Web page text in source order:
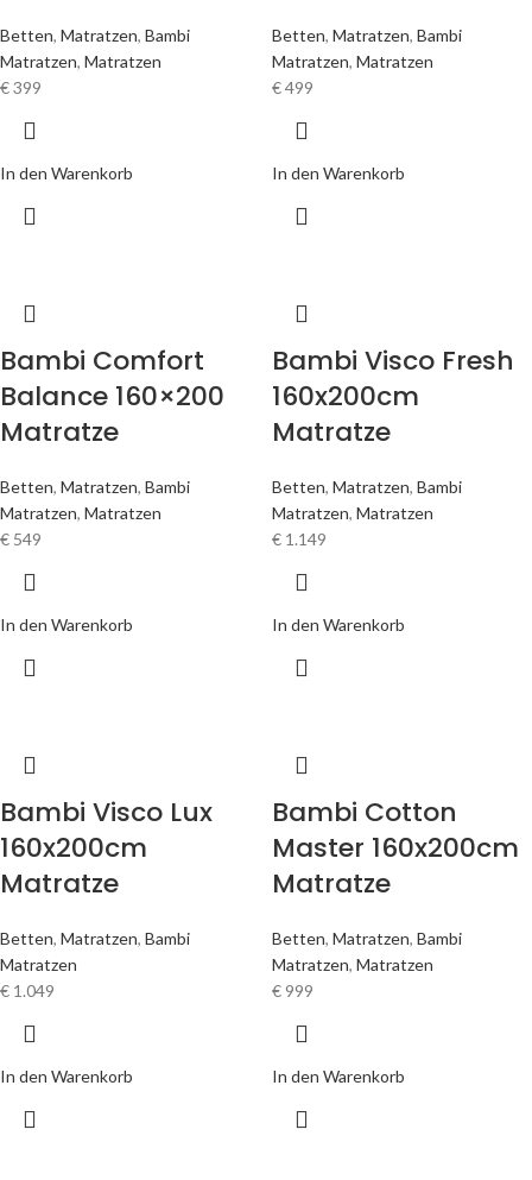
Betten, Matratzen, Bambi
Matratzen, Matratzen
€399
In den Warenkorb
Betten, Matratzen, Bambi
Matratzen, Matratzen
€499
In den Warenkorb
Bambi Comfort
Balance 160×200
Matratze
Betten, Matratzen, Bambi
Matratzen, Matratzen
€ 549
In den Warenkorb
Bambi Visco Fresh
160x200cm
Matratze
Betten, Matratzen, Bambi
Matratzen, Matratzen
€ 1.149
In den Warenkorb
Bambi Visco Lux
160x200cm
Matratze
Betten, Matratzen, Bambi
Matratzen
€ 1.049
In den Warenkorb
Bambi Cotton
Master 160x200cm
Matratze
Betten, Matratzen, Bambi
Matratzen, Matratzen
€ 999
In den Warenkorb